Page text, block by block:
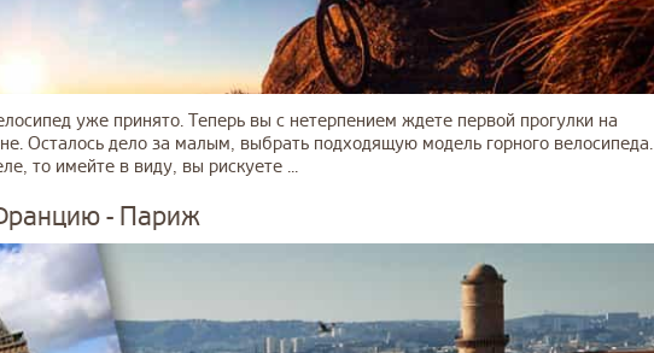
уже принято. Теперь вы с нетерпением ждете первой прогулки на
Осталось дело за малым, выбрать подходящую модель горного велосипеда.
то имейте в виду, вы рискуете ...
- Париж